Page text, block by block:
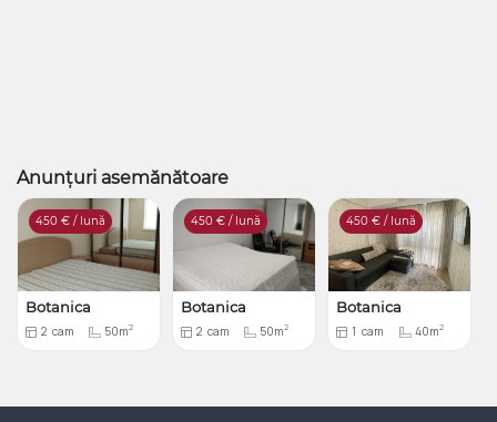
Anunțuri asemănătoare
450 € / lună
Botanica
2 cam 50m2
450 € / lună
Botanica
2 cam 50m2
450 € / lună
Botanica
1 cam 40m2